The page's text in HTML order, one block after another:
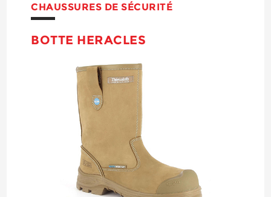
CHAUSSURES DE SÉCURITÉ
BOTTE HERACLES